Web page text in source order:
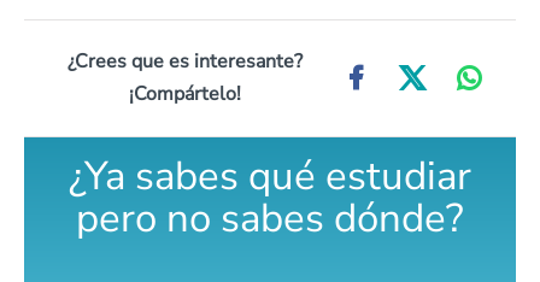
¿Crees que es interesante?
¡Compártelo!
¿Ya sabes qué estudiar
pero no sabes dónde?